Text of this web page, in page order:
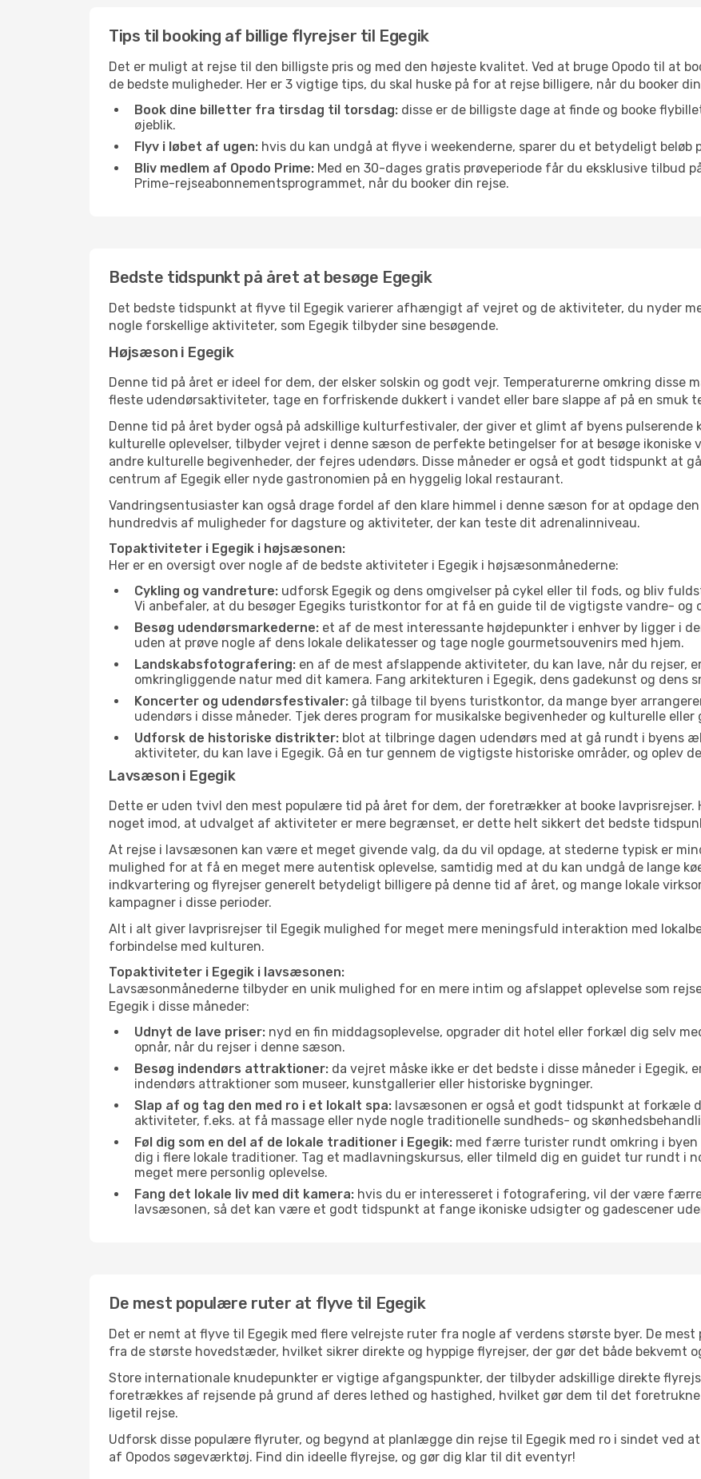
Tips til booking af billige flyrejser til Egegik
Det er muligt at rejse til den billigste pris og med den højeste kvalitet. Ved at bruge Opodo til at
de bedste muligheder. Her er 3 vigtige tips, du skal huske på for at rejse billigere, når du booker
Book dine billetter fra tirsdag til torsdag: disse er de billigste dage at finde og booke
øjeblik.
Flyv i løbet af ugen: hvis du kan undgå at flyve i weekenderne, sparer du et betydeligt
Bliv medlem af Opodo Prime: Med en 30-dages gratis prøveperiode får du eksklusive tilbud
Prime-rejseabonnementsprogrammet, når du booker din rejse.
Bedste tidspunkt på året at besøge Egegik
Det bedste tidspunkt at flyve til Egegik varierer afhængigt af vejret og de aktiviteter, du nyder
nogle forskellige aktiviteter, som Egegik tilbyder sine besøgende.
Højsæson i Egegik
Denne tid på året er ideel for dem, der elsker solskin og godt vejr. Temperaturerne omkring disse
fleste udendørsaktiviteter, tage en forfriskende dukkert i vandet eller bare slappe af på en smuk
Denne tid på året byder også på adskillige kulturfestivaler, der giver et glimt af byens pulserende
kulturelle oplevelser, tilbyder vejret i denne sæson de perfekte betingelser for at besøge ikoniske
andre kulturelle begivenheder, der fejres udendørs. Disse måneder er også et godt tidspunkt at
centrum af Egegik eller nyde gastronomien på en hyggelig lokal restaurant.
Vandringsentusiaster kan også drage fordel af den klare himmel i denne sæson for at opdage
hundredvis af muligheder for dagsture og aktiviteter, der kan teste dit adrenalinniveau.
Topaktiviteter i Egegik i højsæsonen:
Her er en oversigt over nogle af de bedste aktiviteter i Egegik i højsæsonmånederne:
Cykling og vandreture: udforsk Egegik og dens omgivelser på cykel eller til fods, og bliv
Vi anbefaler, at du besøger Egegiks turistkontor for at få en guide til de vigtigste vandre- og
Besøg udendørsmarkederne: et af de mest interessante højdepunkter i enhver by ligger i
uden at prøve nogle af dens lokale delikatesser og tage nogle gourmetsouvenirs med hjem.
Landskabsfotografering: en af de mest afslappende aktiviteter, du kan lave, når du rejser,
omkringliggende natur med dit kamera. Fang arkitekturen i Egegik, dens gadekunst og dens
Koncerter og udendørsfestivaler: gå tilbage til byens turistkontor, da mange byer
udendørs i disse måneder. Tjek deres program for musikalske begivenheder og kulturelle
Udforsk de historiske distrikter: blot at tilbringe dagen udendørs med at gå rundt i byens
aktiviteter, du kan lave i Egegik. Gå en tur gennem de vigtigste historiske områder, og oplev
Lavsæson i Egegik
Dette er uden tvivl den mest populære tid på året for dem, der foretrækker at booke lavprisrejser.
noget imod, at udvalget af aktiviteter er mere begrænset, er dette helt sikkert det bedste
At rejse i lavsæsonen kan være et meget givende valg, da du vil opdage, at stederne typisk er
mulighed for at få en meget mere autentisk oplevelse, samtidig med at du kan undgå de lange
indkvartering og flyrejser generelt betydeligt billigere på denne tid af året, og mange lokale
kampagner i disse perioder.
Alt i alt giver lavprisrejser til Egegik mulighed for meget mere meningsfuld interaktion med
forbindelse med kulturen.
Topaktiviteter i Egegik i lavsæsonen:
Lavsæsonmånederne tilbyder en unik mulighed for en mere intim og afslappet oplevelse som
Egegik i disse måneder:
Udnyt de lave priser: nyd en fin middagsoplevelse, opgrader dit hotel eller forkæl dig selv
opnår, når du rejser i denne sæson.
Besøg indendørs attraktioner: da vejret måske ikke er det bedste i disse måneder i
indendørs attraktioner som museer, kunstgallerier eller historiske bygninger.
Slap af og tag den med ro i et lokalt spa: lavsæsonen er også et godt tidspunkt at forkæle
aktiviteter, f.eks. at få massage eller nyde nogle traditionelle sundheds- og
Føl dig som en del af de lokale traditioner i Egegik: med færre turister rundt omkring i
dig i flere lokale traditioner. Tag et madlavningskursus, eller tilmeld dig en guidet tur rundt i
meget mere personlig oplevelse.
Fang det lokale liv med dit kamera: hvis du er interesseret i fotografering, vil der være
lavsæsonen, så det kan være et godt tidspunkt at fange ikoniske udsigter og gadescener
De mest populære ruter at flyve til Egegik
Det er nemt at flyve til Egegik med flere velrejste ruter fra nogle af verdens største byer. De
fra de største hovedstæder, hvilket sikrer direkte og hyppige flyrejser, der gør det både bekvemt
Store internationale knudepunkter er vigtige afgangspunkter, der tilbyder adskillige direkte
foretrækkes af rejsende på grund af deres lethed og hastighed, hvilket gør dem til det
ligetil rejse.
Udforsk disse populære flyruter, og begynd at planlægge din rejse til Egegik med ro i sindet ved
af Opodos søgeværktøj. Find din ideelle flyrejse, og gør dig klar til dit eventyr!